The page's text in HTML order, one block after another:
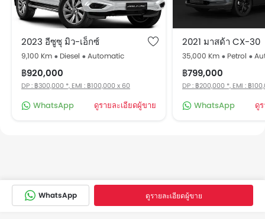
2023 อีซูซุ มิว-เอ็กซ์
9,100 Km Diesel Automatic
฿920,000
DP : ฿300,000 *, EMI : ฿100,000 x 60
WhatsApp ดูรายละเอียดผู้ขาย
2021 มาสด้า CX-30
35,000 Km Petrol
฿799,000
DP : ฿200,000 *, EMI : ฿
WhatsApp ดู
WhatsApp ดูรายละเอียดผู้ขาย